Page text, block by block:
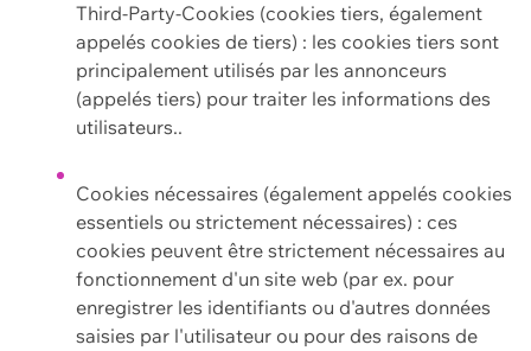
Third-Party-Cookies (cookies tiers, également
appelés cookies de tiers) : les cookies tiers sont
principalement utilisés par les annonceurs
(appelés tiers) pour traiter les informations des
utilisateurs..
Cookies nécessaires (également appelés cookies
essentiels ou strictement nécessaires) : ces
cookies peuvent être strictement nécessaires au
fonctionnement d'un site web (par ex. pour
enregistrer les identifiants ou d'autres données
saisies par l'utilisateur ou pour des raisons de